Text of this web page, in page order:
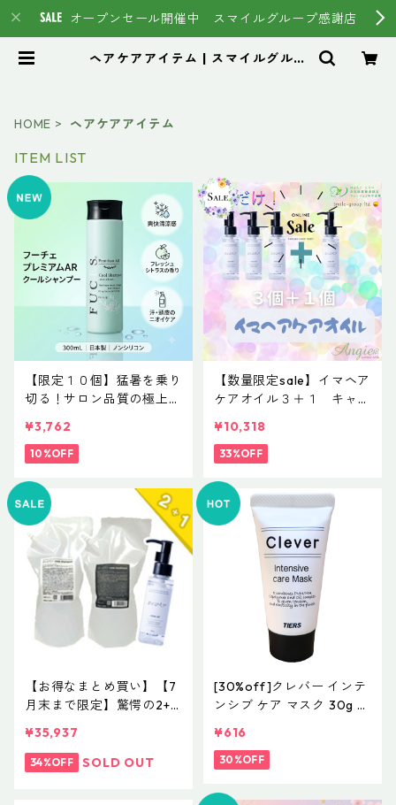
オープンセール開催中 スマイルグループ感謝店
ヘアケアアイテム | スマイルグルー
HOME ヘアケアアイテム
ITEM LIST
【限定１０個】猛暑を乗り
切る！サロン品質の極上ク
ミアムAR クールシャンプ
ー 300ml」
¥3,762
10%OFF
【数量限定sale】イマヘア
ケアオイル３＋１ キャン
い 4個セット
¥10,318
33%OFF
【お得なまとめ買い】【7
月末まで限定】驚愕の2+1
プリートセット 「今の髪
が、一番好きになる。」
¥35,937
34%OFF SOLD OUT
[30%off]クレバー インテ
ンシブ ケア マスク 30g 希
抜)
¥616
30%OFF